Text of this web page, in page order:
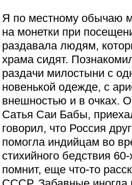
Я по местному обычаю
на монетки при
раздавала людям,
храма сидят.
раздачи милостыни с
новенькой одежде, с
внешностью и в очках.
Сатья Саи Бабы,
говорил, что Россия
помогла индийцам во
стихийного бедствия
помнит, еще что-то